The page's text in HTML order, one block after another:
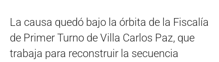
La causa quedó bajo la órbita de la Fiscalía
de Primer Turno de Villa Carlos Paz, que
trabaja para reconstruir la secuencia